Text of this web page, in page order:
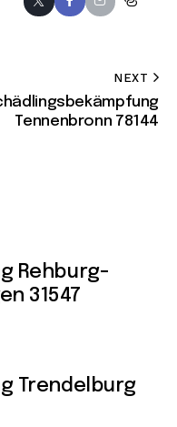
NEXT
Tennenbronn 78144
Rehburg-
31547
Trendelburg